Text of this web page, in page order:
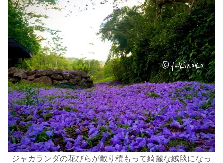
ジャ カランダの花びらが散り積もって綺麗な絨毯になっ